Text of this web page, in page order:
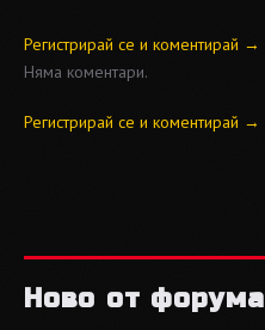
Регистрирай се и коментирай →
Няма коментари.
Регистрирай се и коментирай →
Ново от форума